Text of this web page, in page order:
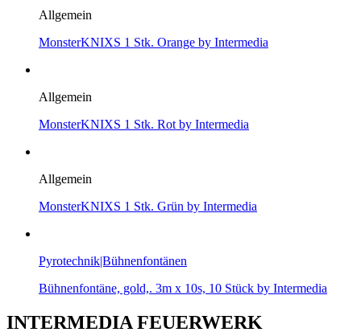
Allgemein
MonsterKNIXS 1 Stk. Orange by Intermedia
Allgemein
MonsterKNIXS 1 Stk. Rot by Intermedia
Allgemein
MonsterKNIXS 1 Stk. Grün by Intermedia
Pyrotechnik|Bühnenfontänen
Bühnenfontäne, gold,. 3m x 10s, 10 Stück by Intermedia
INTERMEDIA FEUERWERK